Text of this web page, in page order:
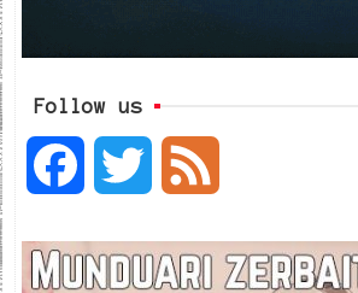
Follow us
c i e